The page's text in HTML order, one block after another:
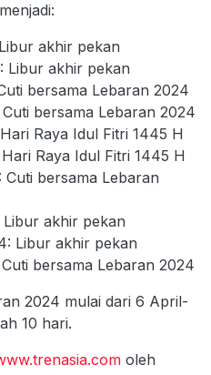
akhir pekan
Libur akhir pekan
bersama Lebaran 2024
bersama Lebaran 2024
Raya Idul Fitri 1445 H
Raya Idul Fitri 1445 H
bersama Lebaran
akhir pekan
Libur akhir pekan
bersama Lebaran 2024
2024 mulai dari 6 April-
10 hari.
oleh